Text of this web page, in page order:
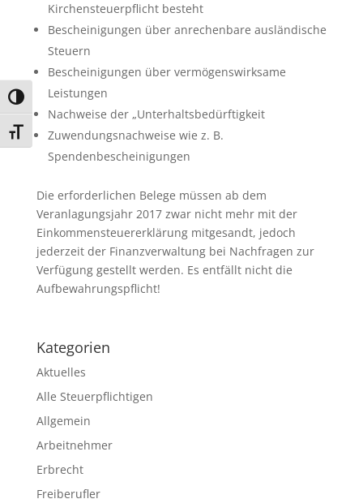
Umschalten auf hohe Kontraste
Schrift vergrößern
Kirchensteuerpflicht besteht
Bescheinigungen über anrechenbare ausländische
Steuern
Bescheinigungen über vermögenswirksame
Leistungen
Nachweise der „Unterhaltsbedürftigkeit
Zuwendungsnachweise wie z. B.
Spendenbescheinigungen
Die erforderlichen Belege müssen ab dem
Veranlagungsjahr 2017 zwar nicht mehr mit der
Einkommensteuererklärung mitgesandt, jedoch
jederzeit der Finanzverwaltung bei Nachfragen zur
Verfügung gestellt werden. Es entfällt nicht die
Aufbewahrungspflicht!
Kategorien
Aktuelles
Alle Steuerpflichtigen
Allgemein
Arbeitnehmer
Erbrecht
Freiberufler